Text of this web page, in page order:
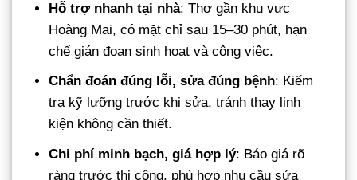
Hỗ trợ nhanh tại nhà: Thợ gần khu vực
Hoàng Mai, có mặt chỉ sau 15–30 phút, hạn
chế gián đoạn sinh hoạt và công việc.
Chẩn đoán đúng lỗi, sửa đúng bệnh: Kiểm
tra kỹ lưỡng trước khi sửa, tránh thay linh
kiện không cần thiết.
Chi phí minh bạch, giá hợp lý: Báo giá rõ
ràng trước thi công, phù hợp nhu cầu sửa